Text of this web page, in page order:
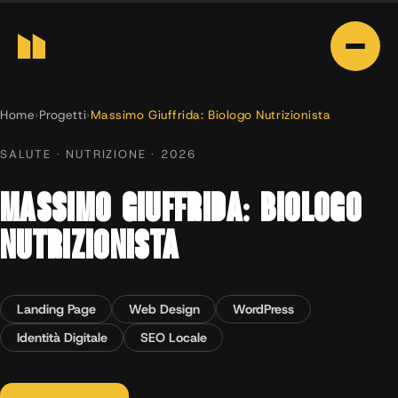
Home›Progetti›Massimo Giuffrida: Biologo Nutrizionista
SALUTE · NUTRIZIONE · 2026
MASSIMO GIUFFRIDA: BIOLOGO
NUTRIZIONISTA
Landing Page Web Design
WordPress
Identità Digitale
SEO Locale